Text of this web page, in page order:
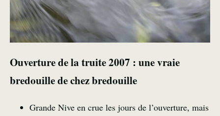
Ouverture de la truite 2007 : une vraie
bredouille de chez bredouille
Grande Nive en crue les jours de l’ouverture, mais